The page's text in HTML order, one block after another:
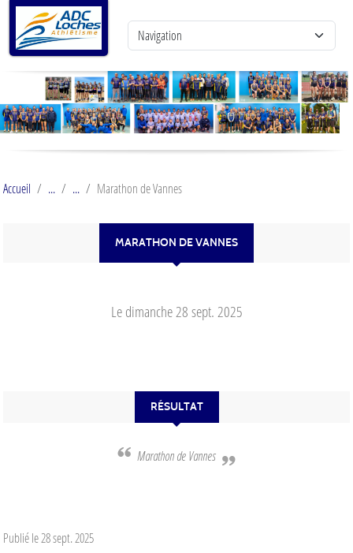
Accueil Marathon de Vannes
MARATHON DE VANNES
Le dimanche 28 sept. 2025
RÉSULTAT
Marathon de Vannes
Publié le28 sept. 2025
Panneau de gestion des cookies